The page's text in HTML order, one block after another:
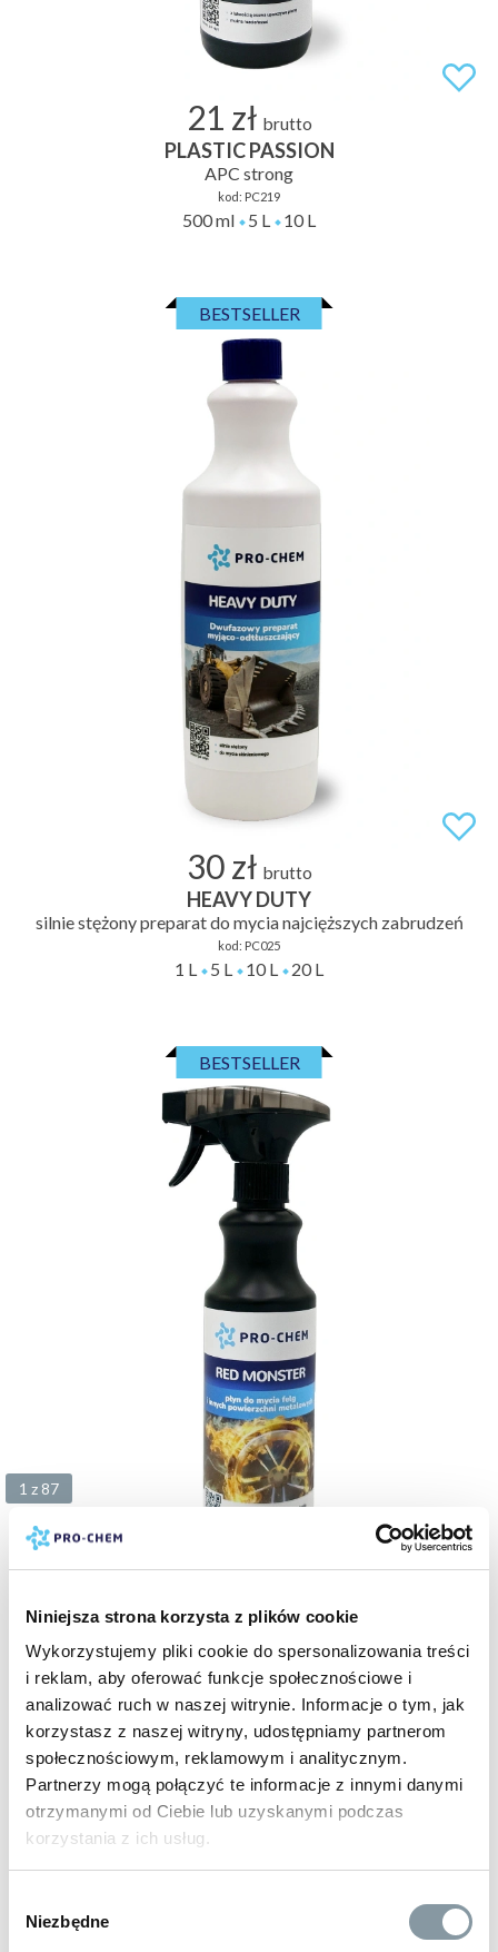
Niniejsza strona korzysta z plików cookie
Wykorzystujemy pliki cookie do spersonalizowania treści
i reklam, aby oferować funkcje społecznościowe i
analizować ruch w naszej witrynie. Informacje o tym, jak
korzystasz z naszej witryny, udostępniamy partnerom
społecznościowym, reklamowym i analitycznym.
Partnerzy mogą połączyć te informacje z innymi danymi
otrzymanymi od Ciebie lub uzyskanymi podczas
korzystania z ich usług.
zgody
Niezbędne
21 zł brutto
PLASTIC PASSION
APC strong
kod: PC219
500 ml 5 L 10 L
BESTSELLER
30 zł brutto
HEAVY DUTY
silnie stężony preparat do mycia najcięższych zabrudzeń
kod: PC025
1 L 5 L 10 L 20 L
BESTSELLER
18 zł brutto
RED MONSTER
kwaśny preparat do mycia felg i innych metali, pozostawia
połysk
kod: PC214
500 ml 5 L 10 L 20 L
BESTSELLER
1 z 87